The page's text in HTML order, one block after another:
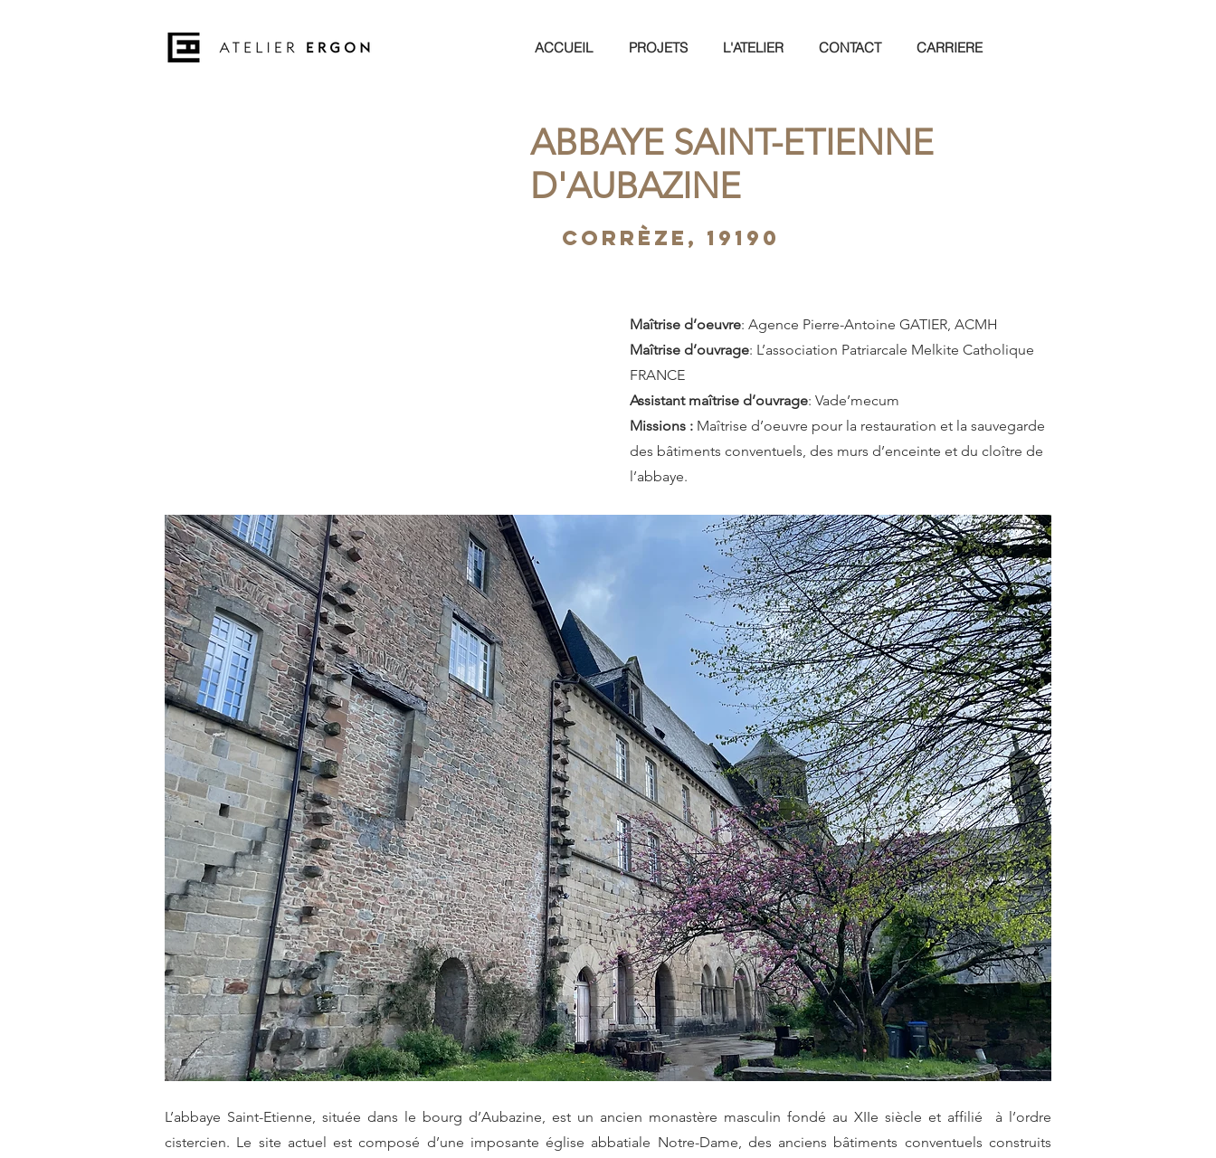
ACCUEIL PROJETS L'ATELIER CONTACT CARRIERE
Corrèze, 19190
ABBAYE SAINT-ETIENNE
D'AUBAZINE
Maîtrise d’oeuvre: Agence Pierre-Antoine GATIER, ACMH
Maîtrise d’ouvrage: L’association Patriarcale Melkite Catholique
FRANCE
Assistant maîtrise d’ouvrage: Vade’mecum
Missions : Maîtrise d’oeuvre pour la restauration et la sauvegarde
des bâtiments conventuels, des murs d’enceinte et du cloître de
l’abbaye.
L’abbaye Saint-Etienne, située dans le bourg d’Aubazine, est un ancien monastère masculin fondé au XIIe siècle et affilié à l’ordre
cistercien. Le site actuel est composé d’une imposante église abbatiale Notre-Dame, des anciens bâtiments conventuels construits